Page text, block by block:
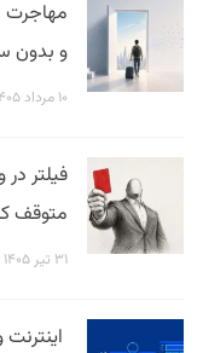
مهاجرت
و
۱۰ مرداد ۱۴۰۵
متوقف
۳۱ تیر ۱۴۰۵